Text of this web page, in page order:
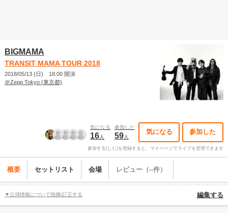
BIGMAMA
TRANSIT MAMA TOUR 2018
2018/05/13 (日) 18:00 開演
＠Zepp Tokyo (東京都)
気になる
16人
参加した
59人
気になる 参加した
参加する(した)を登録すると、マイページでライブを管理できます
概要 セットリスト 会場 レビュー（--件）
▼公演情報について指摘/訂正する 編集する